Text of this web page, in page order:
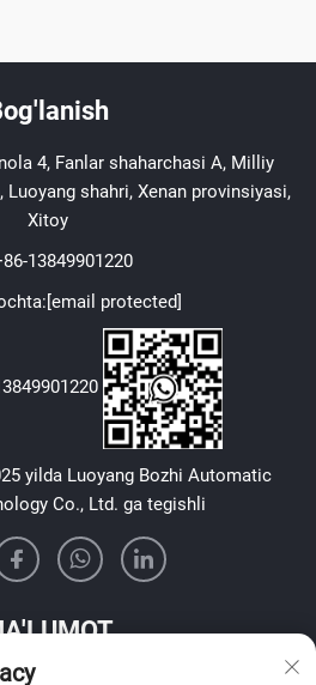
4, Fanlar shaharchasi A, Milliy
shahri, Xenan provinsiyasi,
Xitoy
13849901220
[email protected]
yilda Luoyang Bozhi Automatic
Co., Ltd. ga tegishli